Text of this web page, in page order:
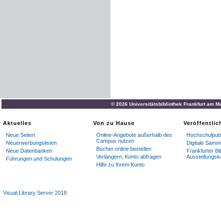
© 2026 Universitätsbibliothek Frankfurt am
Aktuelles
Neue Seiten
Neuerwerbungslisten
Neue Datenbanken
Führungen und Schulungen
Von zu Hause
Online-Angebote außerhalb des
Campus nutzen
Bücher online bestellen
Verlängern, Konto abfragen
Hilfe zu Ihrem Konto
Digitale
Frankfurter
Visual Library Server 2018